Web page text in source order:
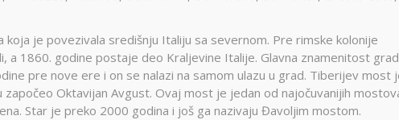
koja je povezivala središnju Italiju sa severnom. Pre rimske kolonije
a 1860. godine postaje deo Kraljevine Italije. Glavna znamenitost
pre nove ere i on se nalazi na samom ulazu u grad. Tiberijev most
Oktavijan Avgust. Ovaj most je jedan od najočuvanijih
Star je preko 2000 godina i još ga nazivaju Đavoljim mostom.